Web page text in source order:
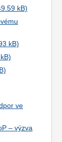
ve
– výzva